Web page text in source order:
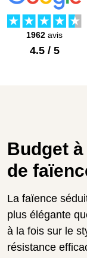
1962 avis
4.5 / 5
Budget
de
La faïence
plus élégante
à la fois sur le
résistance